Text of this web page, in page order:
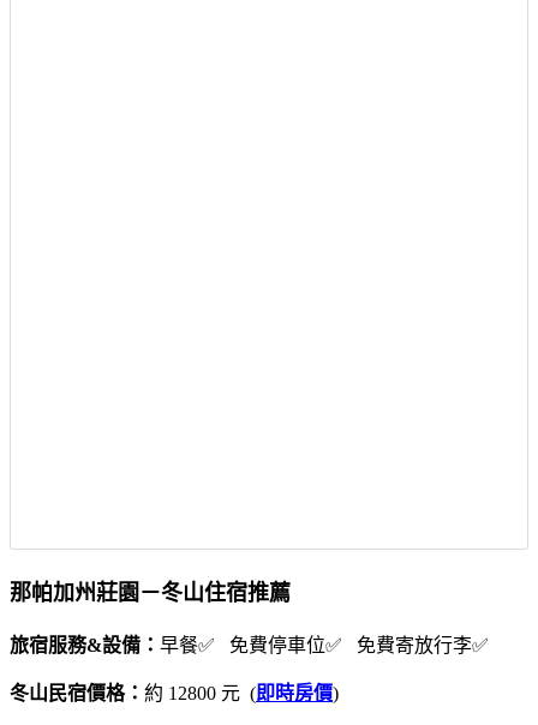
那帕加州莊園－冬山住宿推薦
旅宿服務&設備： 早餐✅ 免費停車位✅ 免費寄放行李✅
冬山民宿價格： 約 12800 元 (即時房價)